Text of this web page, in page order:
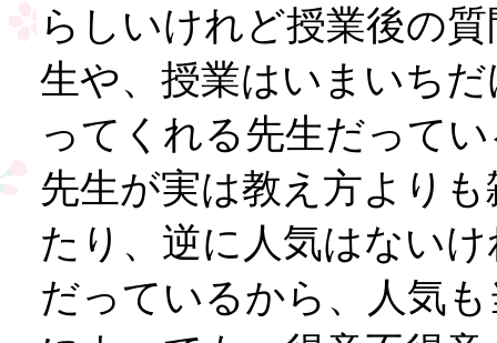
らしいけれど授業後の
生や、授業はいまいち
ってくれる先生だって
先生が実は教え方より
たり、逆に人気はない
だっているから、人気